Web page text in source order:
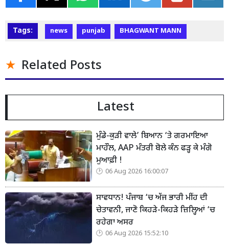
Tags: news punjab BHAGWANT MANN
Related Posts
Latest
ਮੁੰਡੇ-ਕੁੜੀ ਵਾਲੇ’ ਬਿਆਨ ‘ਤੇ ਗਰਮਾਇਆ
ਮਾਹੌਲ, AAP ਮੰਤਰੀ ਬੋਲੇ ਕੰਨ ਫੜ੍ਹ ਕੇ ਮੰਗੋ
ਮੁਆਫ਼ੀ !
06 Aug 2026 16:00:07
ਸਾਵਧਾਨ! ਪੰਜਾਬ ‘ਚ ਅੱਜ ਭਾਰੀ ਮੀਂਹ ਦੀ
ਚੇਤਾਵਨੀ, ਜਾਣੋ ਕਿਹੜੇ-ਕਿਹੜੇ ਜ਼ਿਲ੍ਹਿਆਂ ‘ਚ
ਰਹੇਗਾ ਅਸਰ
06 Aug 2026 15:52:10